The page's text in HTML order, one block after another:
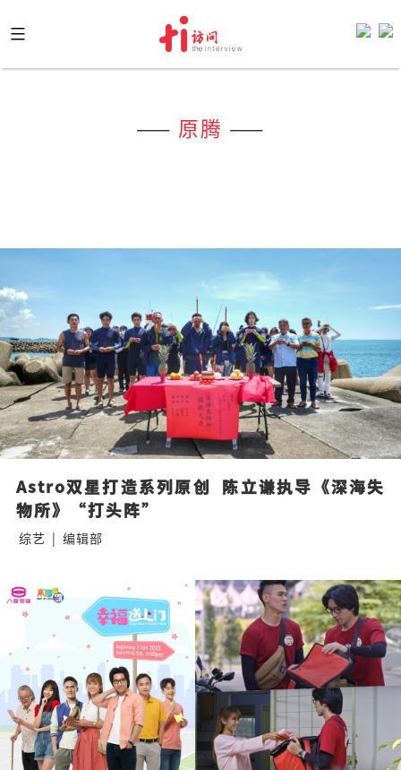
to
content
—— 原腾 ——
Astro双星打造系列原创  陈立谦执导《深海失
物所》“打头阵”
综艺 | 编辑部